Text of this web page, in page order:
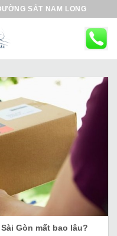
SẮT NAM LONG
Gòn mất bao lâu?